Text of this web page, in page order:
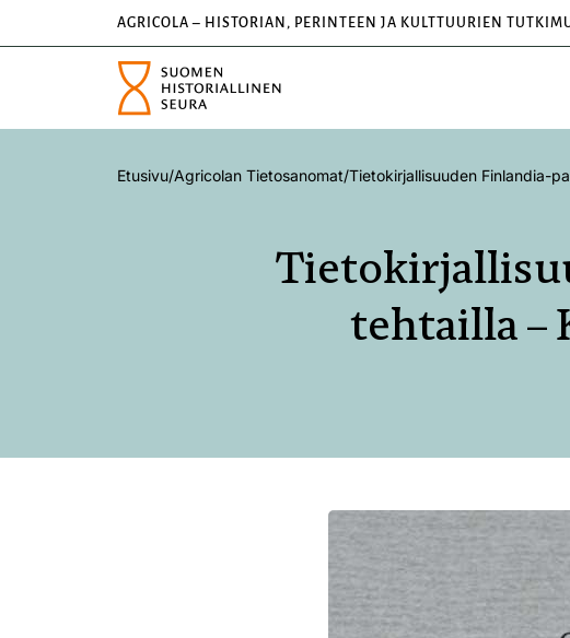
AGRICOLA – HISTORIAN, PERINTEEN JA KULTTUURIEN
Etusivu/Agricolan Tietosanomat/Tietokirjallisuuden Finlandia-
tehtailla –